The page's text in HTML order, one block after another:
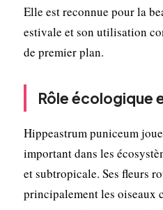
Elle est reconnue pour la
estivale et son utilisation
de premier plan.
Rôle écologique
Hippeastrum puniceum
important dans les
et subtropicale. Ses fleurs
principalement les oiseaux